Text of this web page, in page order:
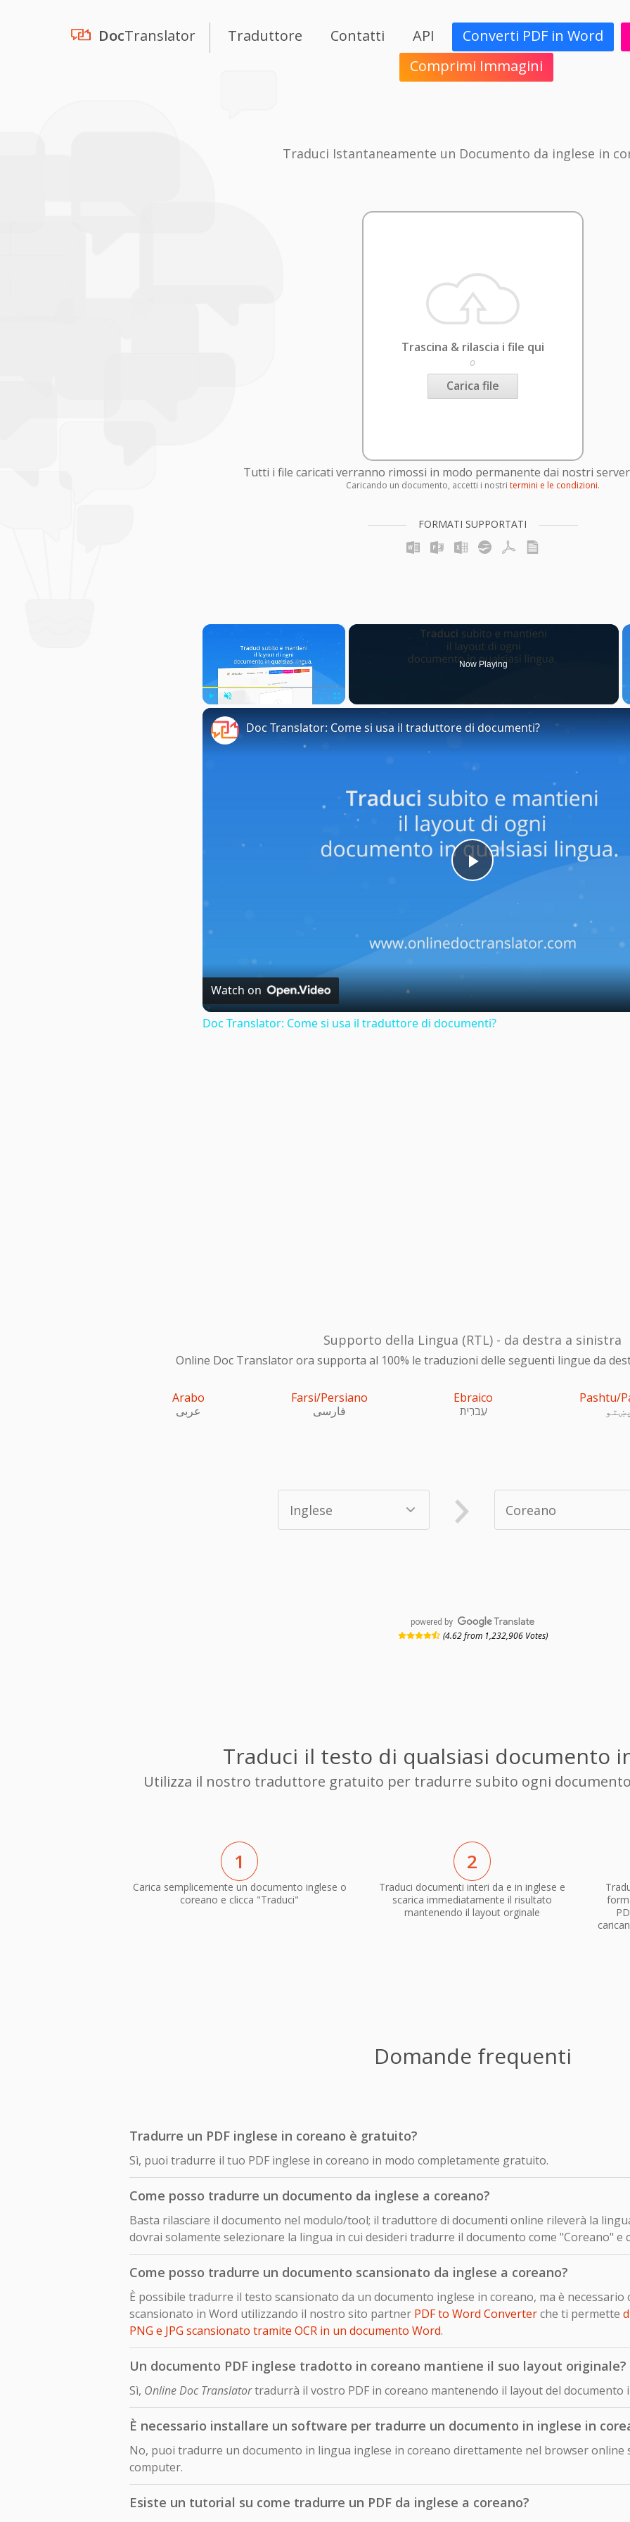
DocTranslator Traduttore Contatti API
Converti PDF in Word
Comprimi Immagini
Traduci Istantaneamente un Documento da inglese in
Trascina & rilascia i file qui
o
Carica file
Tutti i file caricati verranno rimossi in modo permanente dai nostri
Caricando un documento, accetti i nostri termini e le condizioni.
FORMATI SUPPORTATI
×
Now Playing
Play
Doc Translator: Come si usa il traduttore di documenti?
Watch on
Doc Translator: Come si usa il traduttore di documenti?
Supporto della Lingua (RTL) - da destra a sinistra
Online Doc Translator ora supporta al 100% le traduzioni delle seguenti lingue da
Arabo
عربى
Farsi/Persiano
فارسی
Ebraico
עִברִית
Pashtu/
powered by
(4.62 from 1,232,906 Votes)
Traduci il testo di qualsiasi documento
Utilizza il nostro traduttore gratuito per tradurre subito ogni documento
1
Carica semplicemente un documento inglese o
coreano e clicca "Traduci"
2
Traduci documenti interi da e in inglese e
scarica immediatamente il risultato
mantenendo il layout orginale
Domande frequenti
Tradurre un PDF inglese in coreano è gratuito?
Sì, puoi tradurre il tuo PDF inglese in coreano in modo completamente gratuito.
Come posso tradurre un documento da inglese a coreano?
Basta rilasciare il documento nel modulo/tool; il traduttore di documenti online rileverà la
dovrai solamente selezionare la lingua in cui desideri tradurre il documento come "Coreano" e
Come posso tradurre un documento scansionato da inglese a coreano?
È possibile tradurre il testo scansionato da un documento inglese in coreano, ma è
scansionato in Word utilizzando il nostro sito partner PDF to Word Converterche ti permette
PNG e JPG scansionato tramite OCR in un documento Word.
Un documento PDF inglese tradotto in coreano mantiene il suo layout originale?
Sì, Online Doc Translatortradurrà il vostro PDF in coreano mantenendo il layout del documento
È necessario installare un software per tradurre un documento in inglese in
No, puoi tradurre un documento in lingua inglese in coreano direttamente nel browser online
computer.
Esiste un tutorial su come tradurre un PDF da inglese a coreano?